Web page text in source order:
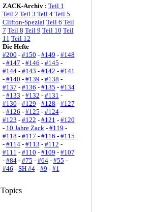
ZACK-Archiv : Teil 1
Teil 2 Teil 3 Teil 4 Teil 5
Clifton-Spezial Teil 6 Teil
7 Teil 8 Teil 9 Teil 10 Teil
11 Teil 12
Die Hefte
#200 - #150 - #149 - #148
- #147 - #146 - #145 -
#144- #143 - #142 - #141
- #140 - #139 - #138 -
#137 - #136 - #135 - #134
- #133 - #132 - #131 -
#130 - #129 - #128 - #127
- #126 - #125 - #124-
#123 - #122 - #121 - #120
- 10 Jahre Zack- #119 -
#118 - #117 - #116 - #115
- #114- #113 - #112 -
#111 - #110 - #109 - #107
- #84- #75 - #64- #55 -
#46 - SH #4- #9 - #1
Topics